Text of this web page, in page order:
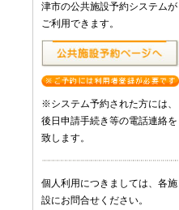
津市の公共施設予約システムが
ご利用できます。
※システム予約された方には、
後日申請手続き等の電話連絡を
致します。
個人利用につきましては、各施
設にお問合せください。